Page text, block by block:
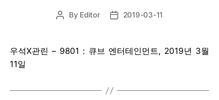
Post
By Editor
Post2019-03-11
우석X관린 – 9801 : 큐브 엔터테인먼트, 2019년 3월
11일